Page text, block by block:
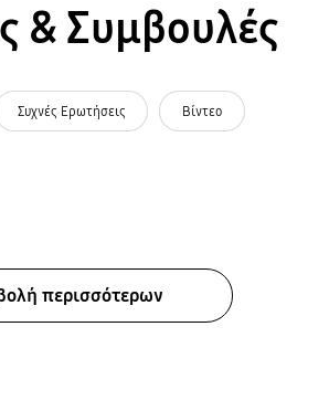
& Συμβουλές
Συχνές Ερωτήσεις Βίντεο
περισσότερων